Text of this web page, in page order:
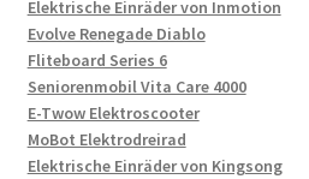
Elektrische Einräder von Inmotion
Evolve Renegade Diablo
Fliteboard Series 6
Seniorenmobil Vita Care 4000
E-Twow Elektroscooter
MoBot Elektrodreirad
Elektrische Einräder von Kingsong